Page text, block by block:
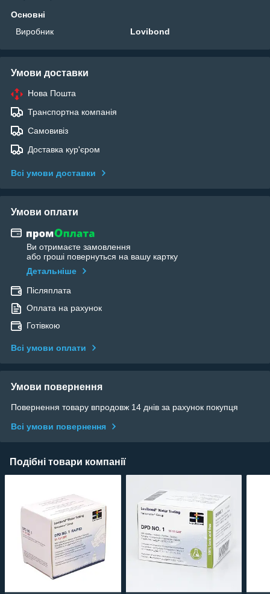
Основні
Виробник
Lovibond
Умови доставки
Нова Пошта
Транспортна компанія
Самовивіз
Доставка кур'єром
Всі умови доставки
Умови оплати
Ви отримаєте замовлення
або гроші повернуться на вашу картку
Детальніше
Післяплата
Оплата на рахунок
Готівкою
Всі умови оплати
Умови повернення
Повернення товару впродовж 14 днів за рахунок покупця
Всі умови повернення
Подібні товари компанії